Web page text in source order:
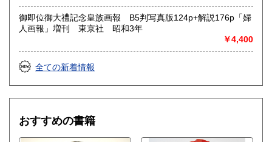
御即位御大禮記念皇族画報 B5判写真版124p+解説176p「婦
人画報」増刊 東京社 昭和3年
￥4,400
全ての新着情報
おすすめの書籍